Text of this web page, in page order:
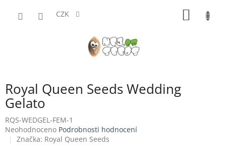
CZK
Royal Queen Seeds Wedding
Gelato
RQS-WEDGEL-FEM-1
Průměrné
hodnocení
Neohodnoceno Podrobnosti hodnocení
Značka: Royal Queen Seeds